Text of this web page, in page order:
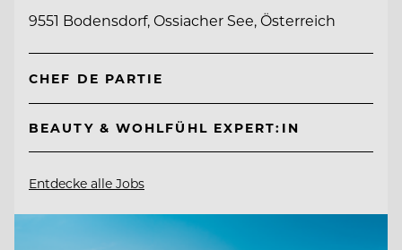
9551 Bodensdorf, Ossiacher See, Österreich
CHEF DE PARTIE
BEAUTY & WOHLFÜHL EXPERT:IN
Entdecke alle Jobs